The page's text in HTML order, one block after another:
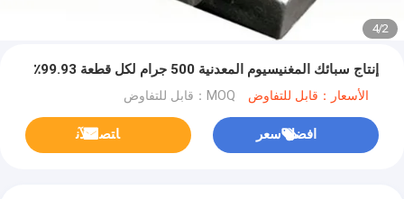
2
/
4
إنتاج سبائك المغنيسيوم المعدنية 500 جرام لكل قطعة 99.93٪
الأسعار：قابل للتفاوض MOQ：قابل للتفاوض
افضل سعر ﺎﺘﺼﻟ ﺍﻶﻧ